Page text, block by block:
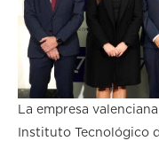
La empresa valenciana
Instituto Tecnológico